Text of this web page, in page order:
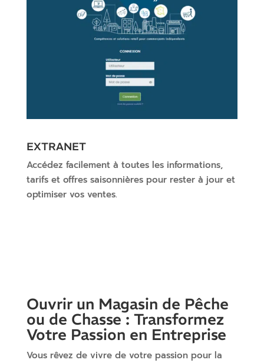
EXTRANET
Accédez facilement à toutes les informations,
tarifs et offres saisonnières pour rester à jour et
optimiser vos ventes.
Ouvrir un Magasin de Pêche
ou de Chasse : Transformez
Votre Passion en Entreprise
Vous rêvez de vivre de votre passion pour la